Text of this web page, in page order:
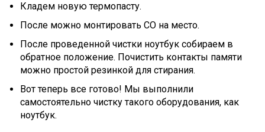
Кладем новую термопасту.
После можно монтировать СО на место.
После проведенной чистки ноутбук собираем в
обратное положение. Почистить контакты памяти
можно простой резинкой для стирания.
Вот теперь все готово! Мы выполнили
самостоятельно чистку такого оборудования, как
ноутбук.